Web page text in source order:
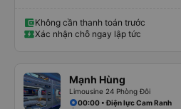
Không cần thanh toán trước
Xác nhận chỗ ngay lập tức
Mạnh Hùng
Limousine 24 Phòng Đôi
00:00 • Điện lực Cam Ranh